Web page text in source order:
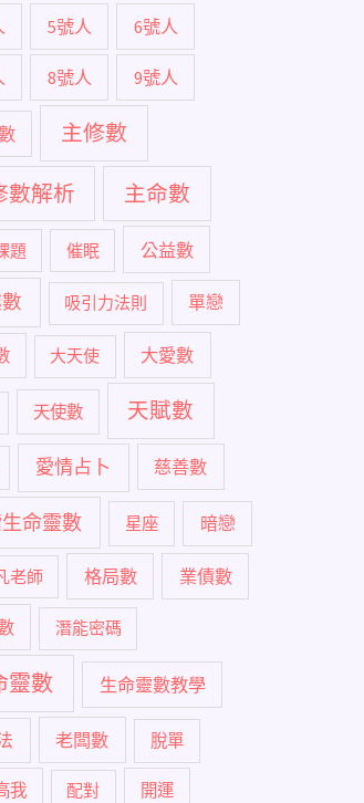
5號人 6號人
8號人 9號人
主修數
數解析 主命數
題 催眠 公益數
吸引力法則 單戀
大天使 大愛數
天使數 天賦數
愛情占卜 慈善數
命靈數 星座 暗戀
老師 格局數 業債數
潛能密碼
靈數 生命靈數教學
老闆數 脫單
我 配對 開運